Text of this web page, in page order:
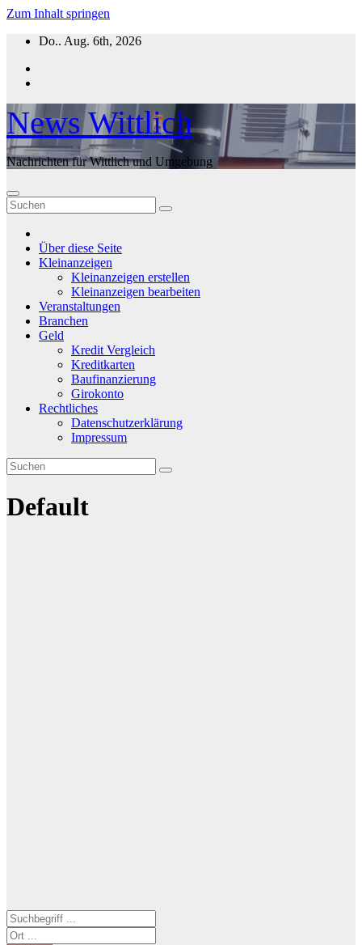
Zum Inhalt springen
Do.. Aug. 6th, 2026
News Wittlich
Nachrichten für Wittlich und Umgebung
Über diese Seite
Kleinanzeigen
Kleinanzeigen erstellen
Kleinanzeigen bearbeiten
Veranstaltungen
Branchen
Geld
Kredit Vergleich
Kreditkarten
Baufinanzierung
Girokonto
Rechtliches
Datenschutzerklärung
Impressum
Default